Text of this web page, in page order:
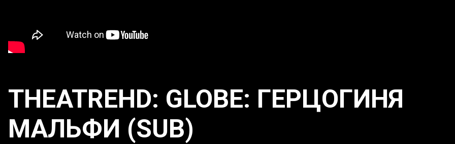
THEATREHD: GLOBE: ГЕРЦОГИНЯ
МАЛЬФИ (SUB)